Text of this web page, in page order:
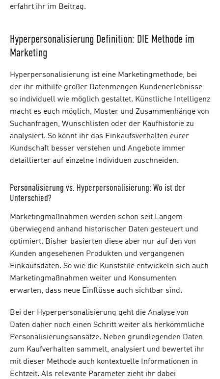
erfahrt ihr im Beitrag.
Hyperpersonalisierung Definition: DIE Methode im
Marketing
Hyperpersonalisierung ist eine Marketingmethode, bei
der ihr mithilfe großer Datenmengen Kundenerlebnisse
so individuell wie möglich gestaltet. Künstliche Intelligenz
macht es euch möglich, Muster und Zusammenhänge von
Suchanfragen, Wunschlisten oder der Kaufhistorie zu
analysiert. So könnt ihr das Einkaufsverhalten eurer
Kundschaft besser verstehen und Angebote immer
detaillierter auf einzelne Individuen zuschneiden.
Personalisierung vs. Hyperpersonalisierung: Wo ist der
Unterschied?
Marketingmaßnahmen werden schon seit Langem
überwiegend anhand historischer Daten gesteuert und
optimiert. Bisher basierten diese aber nur auf den von
Kunden angesehenen Produkten und vergangenen
Einkaufsdaten. So wie die Kunststile entwickeln sich auch
Marketingmaßnahmen weiter und Konsumenten
erwarten, dass neue Einflüsse auch sichtbar sind.
Bei der Hyperpersonalisierung geht die Analyse von
Daten daher noch einen Schritt weiter als herkömmliche
Personalisierungsansätze. Neben grundlegenden Daten
zum Kaufverhalten sammelt, analysiert und bewertet ihr
mit dieser Methode auch kontextuelle Informationen in
Echtzeit. Als relevante Parameter zieht ihr dabei